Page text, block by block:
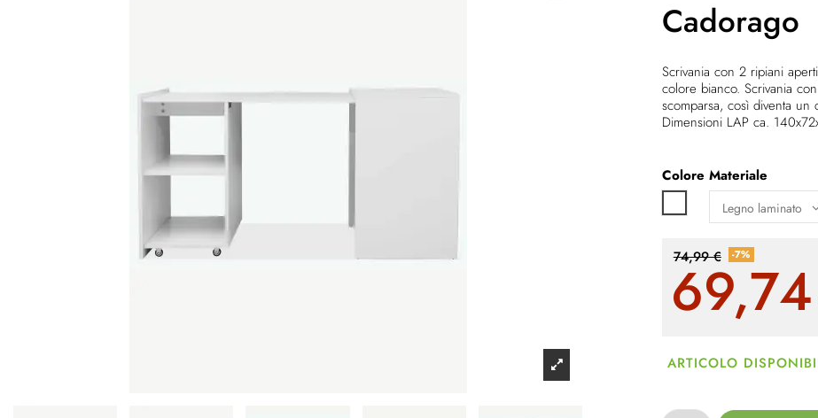
Cadorago
Scrivania con 2 ripiani
colore bianco. Scrivania
scomparsa, così diventa un
Dimensioni LAP ca.
Colore Materiale
74,99 € -7%
69,74
ARTICOLO